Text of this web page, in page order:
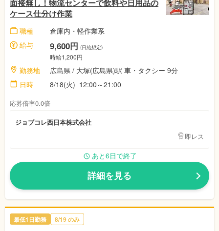
面接無し！物流センターで飲料や日用品の
ケース仕分け作業
職種
倉庫内・軽作業系
給与
9,600円 (日給想定)
時給1,200円
勤務地
広島県 / 大塚(広島県)駅 車・タクシー 9分
日時
8/18(火) 12:00～21:00
応募倍率0.0倍
ジョブコレ西日本株式会社
即レス
あと6日で終了
詳細を見る
最低1日勤務 8/19 のみ